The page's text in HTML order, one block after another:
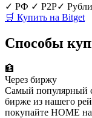
✓ РФ ✓ P2P✓ Рубли
🛒 Купить на Bitget
Способы
🏦
Через биржу
Самый популярный
бирже из нашего
покупайте HOME